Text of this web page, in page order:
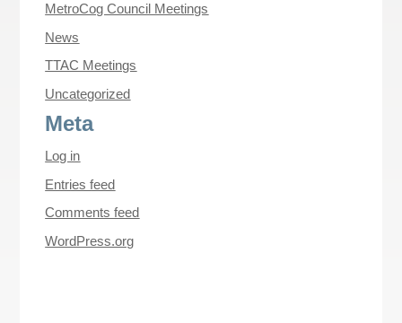
MetroCog Council Meetings
News
TTAC Meetings
Uncategorized
Meta
Log in
Entries feed
Comments feed
WordPress.org